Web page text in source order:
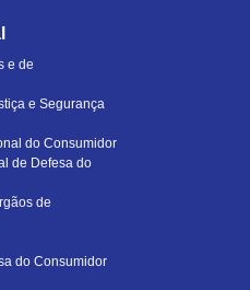
e de
e Segurança
do Consumidor
de Defesa do
de
do Consumidor